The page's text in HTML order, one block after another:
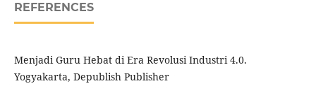
REFERENCES
Menjadi Guru Hebat di Era Revolusi Industri 4.0.
Yogyakarta, Depublish Publisher